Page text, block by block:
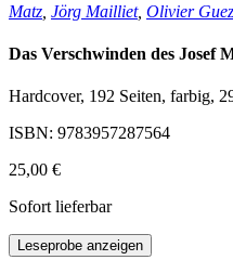
Matz Jörg Mailliet, Olivier Guez
Das Verschwinden des Josef
Hardcover, 192 Seiten, farbig,
ISBN: 9783957287564
25,00 €
Sofort lieferbar
Leseprobe anzeigen